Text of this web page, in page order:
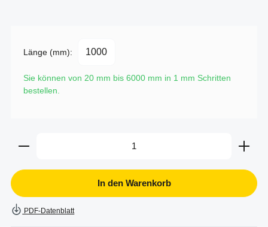
Länge (mm):
Sie können von 20 mm bis 6000 mm in 1 mm Schritten
bestellen.
Produkt Anzahl: Gib den gewünschten Wert ein
In den Warenkorb
PDF-Datenblatt